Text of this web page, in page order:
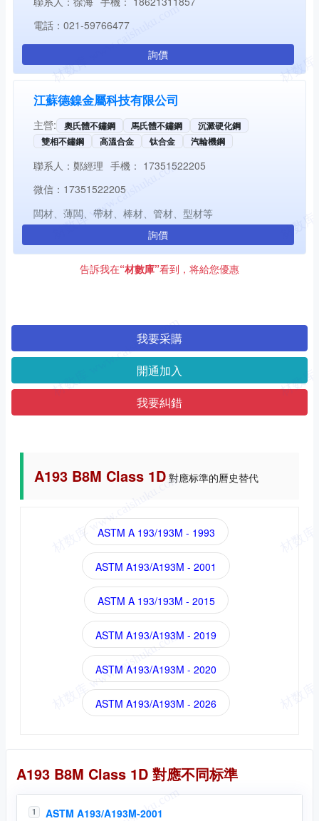
電話： 021-59766477
詢價
江蘇德鎳金屬科技有限公司
主營: 奧氏體不鏽鋼 馬氏體不鏽鋼
沉澱硬化鋼
雙相不鏽鋼
高溫合金 钛合金 汽輪機鋼
聯系人： 鄭經理 手機： 17351522205
微信： 17351522205
闆材、薄闆、帶材、棒材、管材、型材等
詢價
告訴我在“材數庫”看到，将給您優惠
我要采購
開通加入
我要糾錯
A193 B8M Class 1D 對應标準的曆史替代
ASTM A 193/193M - 1993
ASTM A193/A193M - 2001
ASTM A 193/193M - 2015
ASTM A193/A193M - 2019
ASTM A193/A193M - 2020
ASTM A193/A193M - 2026
同名标準
A193 B8M Class 1D 對應不同标準
1 ASTM A193/A193M-2001